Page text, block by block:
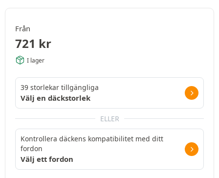
Från
721 kr
I lager
39 storlekar tillgängliga
Välj en däckstorlek
ELLER
Kontrollera däckens kompatibilitet med ditt
fordon
Välj ett fordon